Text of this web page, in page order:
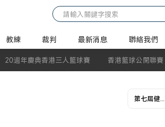
教練 裁判 最新消息 聯絡我們
20週年慶典香港三人籃球賽 香港籃球公開聯賽
第七屆健康盃 (2017-18年度)